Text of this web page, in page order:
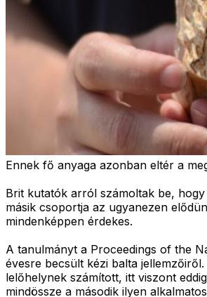
Ennek fő anyaga azonban eltér a
Brit kutatók arról számoltak be,
másik csoportja az ugyanezen
mindenképpen érdekes.
A tanulmányt a Proceedings of the
évesre becsült kézi balta
lelőhelynek számított, itt viszont
mindössze a második ilyen